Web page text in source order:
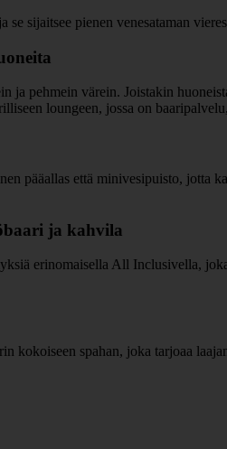
sijaitsee pienen venesataman
ja pehmein värein. Joistakin
loungeen, jossa on
pääallas että minivesipuisto,
ja kahvila
erinomaisella All Inclusivella,
kokoiseen spahan, joka tarjoaa